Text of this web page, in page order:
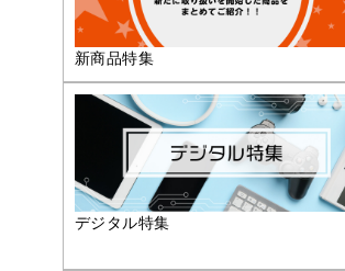
新商品特集
デジタル特集